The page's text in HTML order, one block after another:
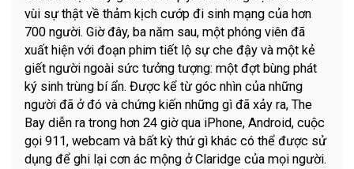
vùi sự thật về thảm kịch cướp đi sinh mạng của hơn
700 người. Giờ đây, ba năm sau, một phóng viên đã
xuất hiện với đoạn phim tiết lộ sự che đậy và một kẻ
giết người ngoài sức tưởng tượng: một đợt bùng phát
ký sinh trùng bí ẩn. Được kể từ góc nhìn của những
người đã ở đó và chứng kiến ​​những gì đã xảy ra, The
Bay diễn ra trong hơn 24 giờ qua iPhone, Android, cuộc
gọi 911, webcam và bất kỳ thứ gì khác có thể được sử
dụng để ghi lại cơn ác mộng ở Claridge của mọi người.